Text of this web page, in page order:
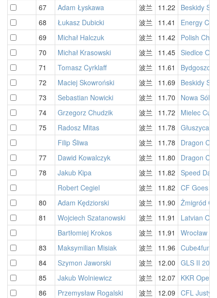
67
Adam Łyskawa 波兰 11.22
Beskidy
68
Łukasz Dubicki 波兰 11.41
Energy
69
Michał Halczuk 波兰 11.42
Polish
70
Michał Krasowski 波兰 11.45 Siedlce
71
Tomasz Cyrklaff 波兰 11.61
Bydgoszcz
72
Maciej Skowroński 波兰 11.69
Beskidy
73
Sebastian Nowicki 波兰 11.70
Nowa Sól
74
Grzegorz Chudzik 波兰 11.72
Mielec
75
Radosz Mitas 波兰 11.78 Głuszyca
Filip Śliwa
波兰 11.78
Dragon
77
Dawid Kowalczyk 波兰 11.80
Dragon
78
Jakub Kipa 波兰 11.82 Speed
Robert Cegiel
波兰 11.82 CF Goes
80
Adam Kędziorski 波兰 11.90 Żmigród
81
Wojciech Szatanowski 波兰 11.91
Latvian
Bartłomiej Krokos
波兰 11.91
Wrocław
83
Maksymilian Misiak 波兰 11.96 Cube4fun
84
Szymon Jaworski 波兰 12.00 GLS II 2025
85
Jakub Wolniewicz 波兰 12.07 KKR Open
86
Przemysław Rogalski 波兰 12.09 CFL